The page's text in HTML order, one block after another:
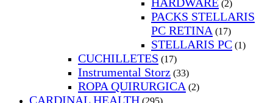
(2)
PACKS STELLARIS
PC RETINA (17)
STELLARIS PC (1)
CUCHILLETES (17)
Instrumental Storz (33)
ROPA QUIRURGICA (2)
CARDINAL HEALTH